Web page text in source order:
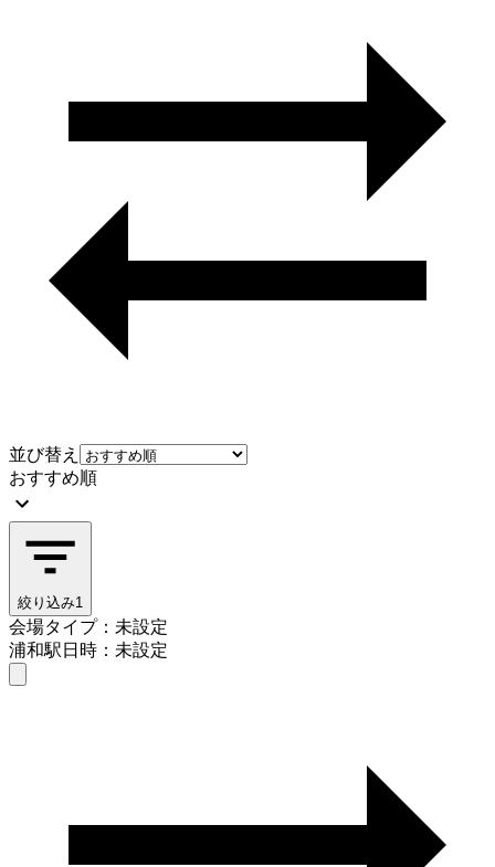
並び替え
おすすめ順
絞り込み1
会場タイプ：未設定
浦和駅日時：未設定